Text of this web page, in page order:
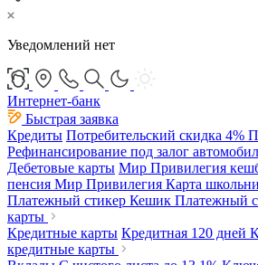
Уведомлений нет
Интернет-банк
Быстрая заявка
Кредиты Потребительский скидка 4%
Рефинансирование под залог
Дебетовые карты Мир Привилегия
пенсия Мир Привилегия Карта
Платежный стикер Кешик Платежный
карты
Кредитные карты Кредитная 120 дней
кредитные карты